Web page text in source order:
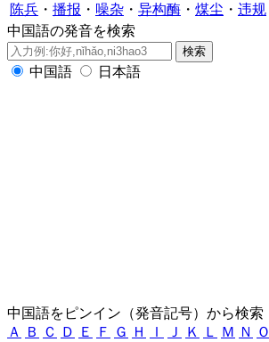
陈兵 ・ 播报 ・ 噪杂 ・ 异构酶 ・ 煤尘 ・ 违规
中国語の発音を検索
中国語 日本語
中国語をピンイン（発音記号）から検索
Ａ
Ｂ Ｃ Ｄ Ｅ Ｆ Ｇ Ｈ Ｉ Ｊ Ｋ Ｌ Ｍ Ｎ Ｏ